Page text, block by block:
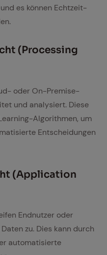
es können Echtzeit-
(Pro­ces­sing
oder On-Premise-
und analysiert. Diese
Algorithmen, um
Entscheidungen
(Ap­p­li­ca­ti­on
Endnutzer oder
zu. Dies kann durch
automatisierte